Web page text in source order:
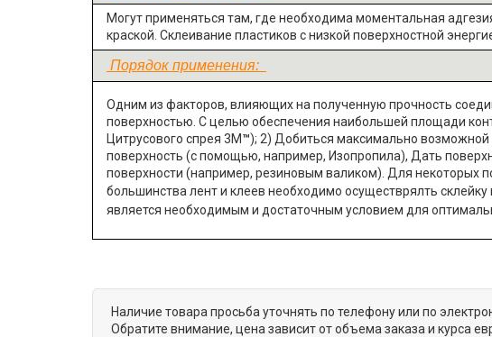
Могут применяться там, где необходима моментальная
краской. Склеивание пластиков с низкой поверхностной
Порядок применения:
Одним из факторов, влияющих на полученную прочность
поверхностью. С целью обеспечения наибольшей площади
Цитрусового спрея 3М™); 2) Добиться максимально возможной
поверхность (с помощью, например, Изопропила), Дать
поверхности (например, резиновым валиком). Для некоторых
большинства лент и клеев необходимо осуществрялть
является необходимым и достаточным условием для
Наличие товара просьба уточнять по телефону или по
Обратите внимание, цена зависит от объема заказа и курса